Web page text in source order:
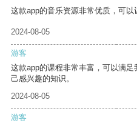
这款app的音乐资源非常优质，可以
2024-08-05
游客
这款app的课程非常丰富，可以满
己感兴趣的知识。
2024-08-05
游客